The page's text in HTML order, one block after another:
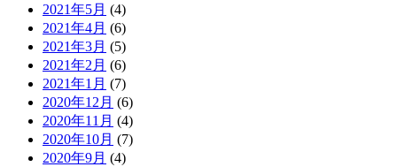
2021年5月 (4)
2021年4月 (6)
2021年3月 (5)
2021年2月 (6)
2021年1月 (7)
2020年12月 (6)
2020年11月 (4)
2020年10月 (7)
2020年9月 (4)